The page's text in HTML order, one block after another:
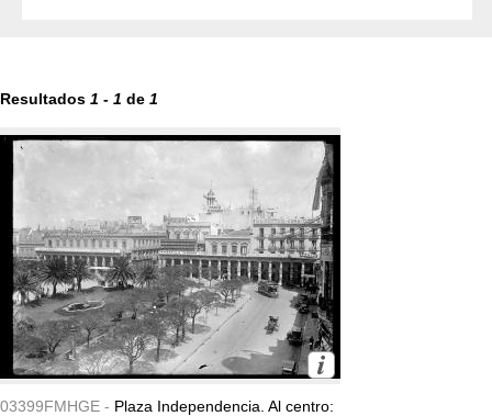
Resultados 1 - 1 de 1
03399FMHGE - Plaza Independencia. Al centro: